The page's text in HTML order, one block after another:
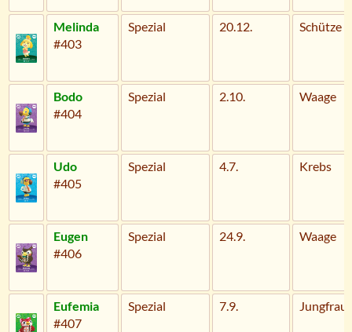
Melinda
#403
Spezial 20.12. Schütze
Bodo
#404
Spezial 2.10. Waage
Udo
#405
Spezial 4.7. Krebs
Eugen
#406
Spezial 24.9. Waage
Eufemia
#407
Spezial 7.9. Jungfrau